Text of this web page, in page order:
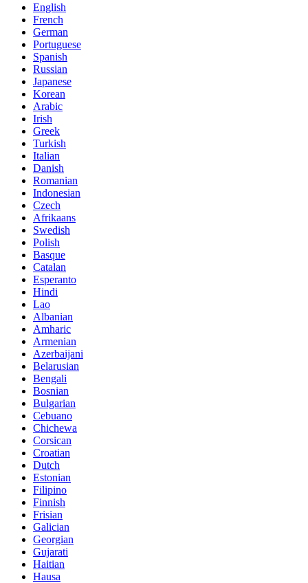
English
French
German
Portuguese
Spanish
Russian
Japanese
Korean
Arabic
Irish
Greek
Turkish
Italian
Danish
Romanian
Indonesian
Czech
Afrikaans
Swedish
Polish
Basque
Catalan
Esperanto
Hindi
Lao
Albanian
Amharic
Armenian
Azerbaijani
Belarusian
Bengali
Bosnian
Bulgarian
Cebuano
Chichewa
Corsican
Croatian
Dutch
Estonian
Filipino
Finnish
Frisian
Galician
Georgian
Gujarati
Haitian
Hausa